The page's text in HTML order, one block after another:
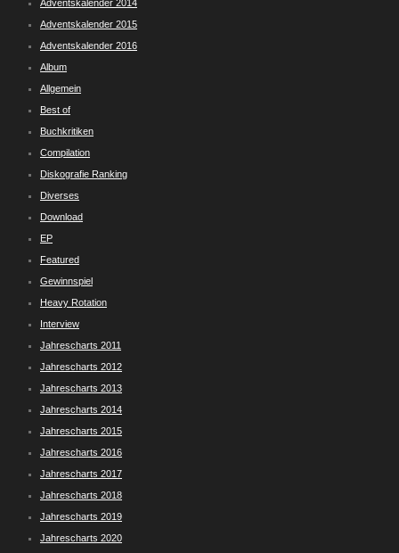
Adventskalender 2014
Adventskalender 2015
Adventskalender 2016
Album
Allgemein
Best of
Buchkritiken
Compilation
Diskografie Ranking
Diverses
Download
EP
Featured
Gewinnspiel
Heavy Rotation
Interview
Jahrescharts 2011
Jahrescharts 2012
Jahrescharts 2013
Jahrescharts 2014
Jahrescharts 2015
Jahrescharts 2016
Jahrescharts 2017
Jahrescharts 2018
Jahrescharts 2019
Jahrescharts 2020